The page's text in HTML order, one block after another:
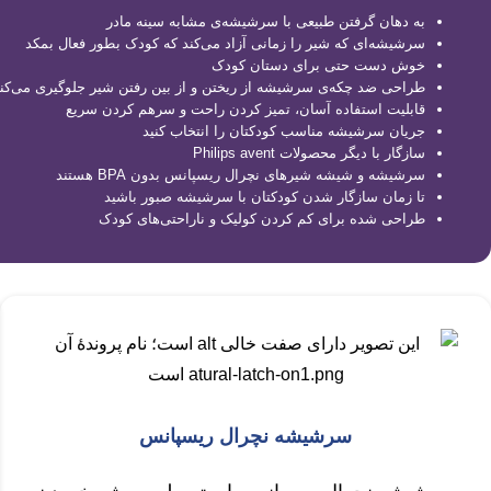
به دهان گرفتن طبیعی با سرشیشه‌ی مشابه سینه مادر
سرشیشه‌ای که شیر را زمانی آزاد می‌کند که کودک بطور فعال بمکد
خوش دست حتی برای دستان کودک
طراحی ضد چکه‌ی سرشیشه از ریختن و از بین رفتن شیر جلوگیری
قابلیت استفاده آسان، تمیز کردن راحت و سرهم کردن سریع
جریان سرشیشه مناسب کودکتان را انتخاب کنید
سازگار با دیگر محصولات Philips avent
سرشیشه و شیشه شیر‌های نچرال ریسپانس بدون BPA هستند
تا زمان سازگار شدن کودکتان با سرشیشه صبور باشید
طراحی شده برای کم کردن کولیک و ناراحتی‌های کودک
سرشیشه نچرال ریسپانس